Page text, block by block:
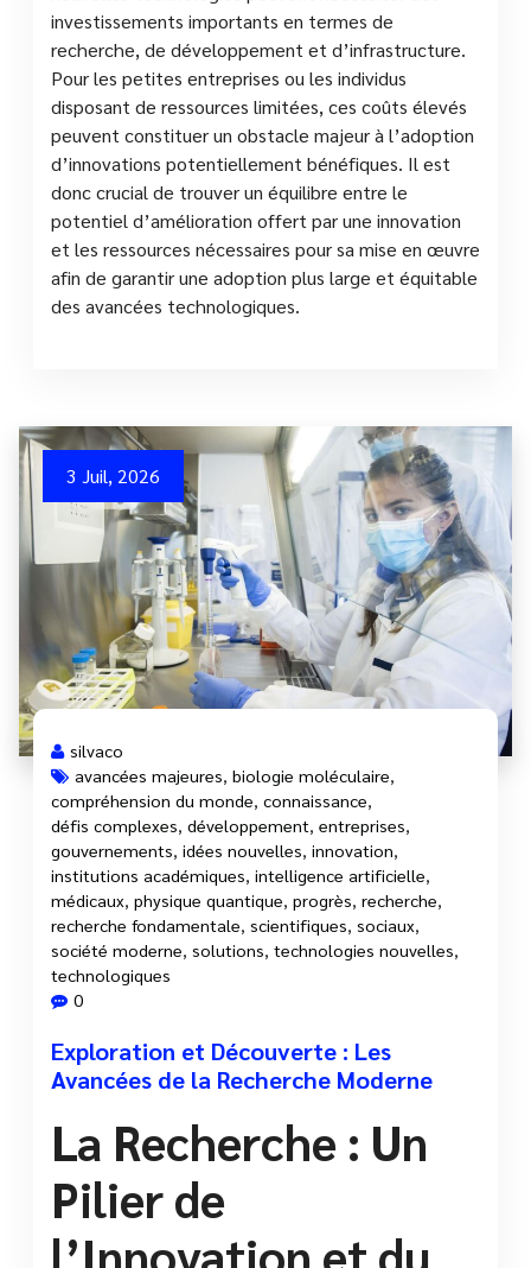
investissements importants en termes de
recherche, de développement et d’infrastructure.
Pour les petites entreprises ou les individus
disposant de ressources limitées, ces coûts élevés
peuvent constituer un obstacle majeur à l’adoption
d’innovations potentiellement bénéfiques. Il est
donc crucial de trouver un équilibre entre le
potentiel d’amélioration offert par une innovation
et les ressources nécessaires pour sa mise en œuvre
afin de garantir une adoption plus large et équitable
des avancées technologiques.
3 Juil, 2026
silvaco
avancées majeures, biologie moléculaire,
compréhension du monde, connaissance,
défis complexes, développement, entreprises,
gouvernements, idées nouvelles, innovation,
institutions académiques, intelligence artificielle,
médicaux, physique quantique, progrès, recherche,
recherche fondamentale, scientifiques, sociaux,
société moderne, solutions, technologies nouvelles,
technologiques
0
Exploration et Découverte : Les
Avancées de la Recherche Moderne
La Recherche : Un
Pilier de
l’Innovation et du